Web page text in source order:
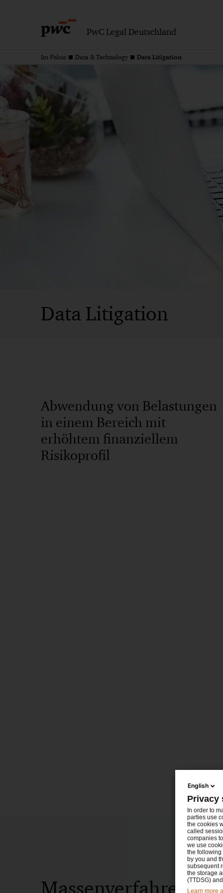
PwC Legal Deutschland
Im Fokus Data & Technology Data Litigation
Data Litigation
Abwendung von Belastungen
in einem Bereich mit
erhöhtem finanziellem
Risikoprofil
Massenverfahren:
English
Privacy
In order to
parties use
the cookies
called
companies
we use
the following
by you and
subsequent
the storage
(TTDSG)
Learn more